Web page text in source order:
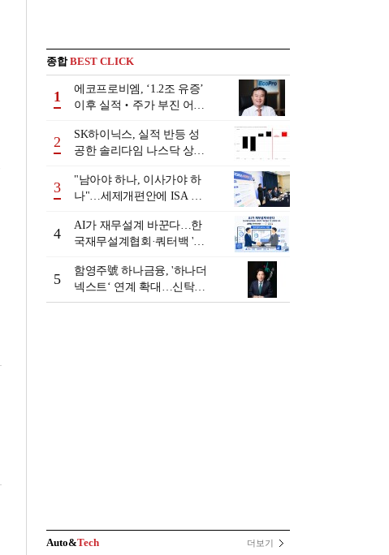
종합BEST CLICK
1
에코프로비엠, ‘1.2조 유증’
이후 실적‧주가 부진 어쩌
2
SK하이닉스, 실적 반등 성
공한 솔리다임 나스닥 상장
3
"남아야 하나, 이사가야 하
나"…세제개편안에 ISA 투
4
AI가 재무설계 바꾼다…한
국재무설계협회·쿼터백 '베
5
함영주號 하나금융, '하나더
넥스트‘ 연계 확대…신탁수
수료 2배 증가 효과 [금융 시
Auto&Tech 더보기